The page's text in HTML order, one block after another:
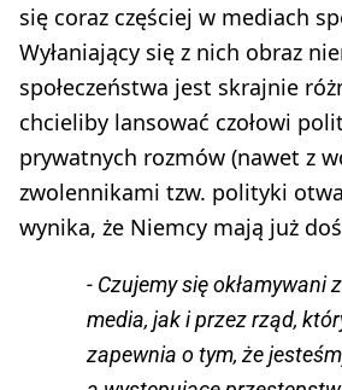
się coraz częściej w mediach
Wyłaniający się z nich obraz
społeczeństwa jest skrajnie
chcieliby lansować czołowi
prywatnych rozmów (nawet z
zwolennikami tzw. polityki
wynika, że Niemcy mają już
- Czujemy się okłamywani
media, jak i przez rząd,
zapewnia o tym, że